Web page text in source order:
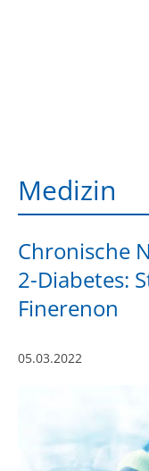
Medizin
Chronische
2-Diabetes:
Finerenon
05.03.2022